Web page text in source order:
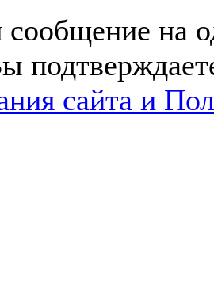
сообщение на
сайта и